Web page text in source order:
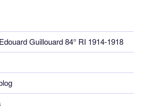
Guillouard 84° RI 1914-1918